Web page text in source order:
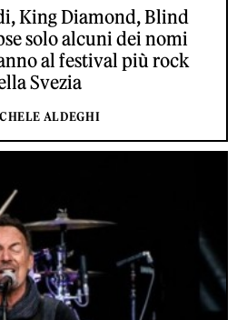
King Diamond, Blind
solo alcuni dei nomi
al festival più rock
Svezia
ALDEGHI